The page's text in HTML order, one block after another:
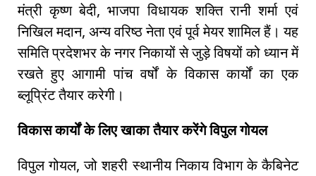
मंत्री कृष्ण बेदी, भाजपा विधायक शक्ति रानी शर्मा एवं
निखिल मदान, अन्य वरिष्ठ नेता एवं पूर्व मेयर शामिल हैं। यह
समिति प्रदेशभर के नगर निकायों से जुड़े विषयों को ध्यान में
रखते हुए आगामी पांच वर्षों के विकास कार्यों का एक
ब्लूप्रिंट तैयार करेगी।
विकास कार्यों के लिए खाका तैयार करेंगे विपुल गोयल
विपुल गोयल, जो शहरी स्थानीय निकाय विभाग के कैबिनेट